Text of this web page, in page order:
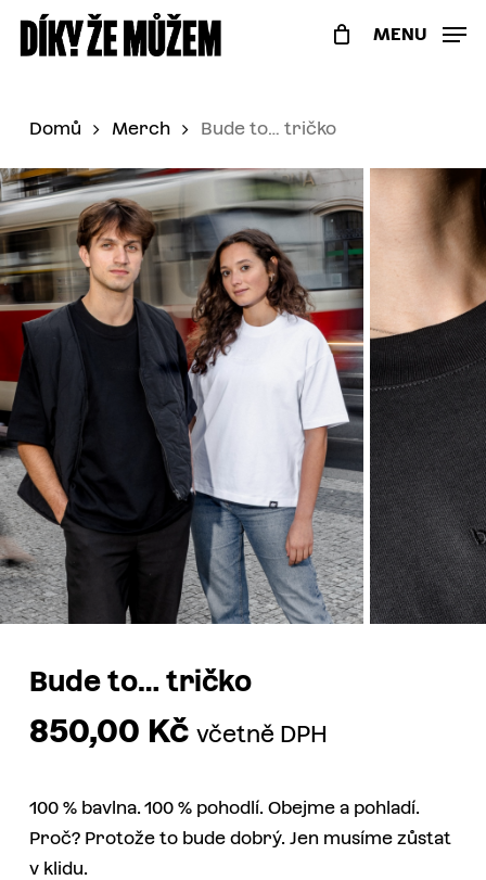
MENU
Domů Merch Bude to… tričko
Bude to… tričko
850,00 Kč včetně DPH
100 % bavlna. 100 % pohodlí. Obejme a pohladí.
Proč? Protože to bude dobrý. Jen musíme zůstat
v klidu.